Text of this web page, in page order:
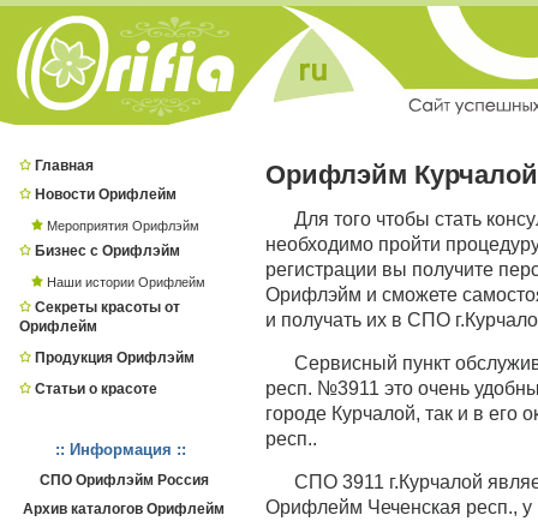
Главная
Новости Орифлейм
Мероприятия Орифлэйм
Бизнес с Орифлэйм
Наши истории Орифлейм
Секреты красоты от
Орифлейм
Продукция Орифлэйм
Статьи о красоте
:: Информация ::
СПО Орифлэйм Россия
Архив каталогов Орифлейм
Орифлэйм Курчалой
Для того чтобы стать
необходимо пройти
регистрации вы получите
Орифлэйм и сможете
и получать их в СПО
Сервисный пункт
респ. №3911 это очень
городе Курчалой, так и в его
респ..
СПО 3911 г.Курчалой
Орифлейм Чеченская респ., у